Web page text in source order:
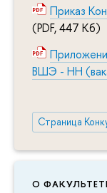
Приказ
(PDF, 447 Кб)
ВШЭ - НН
Страница
О